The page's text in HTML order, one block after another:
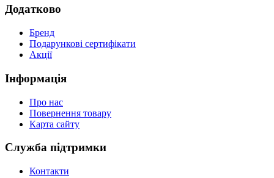
Додатково
Бренд
Подарункові сертифікати
Акції
Інформація
Про нас
Повернення товару
Карта сайту
Служба підтримки
Контакти